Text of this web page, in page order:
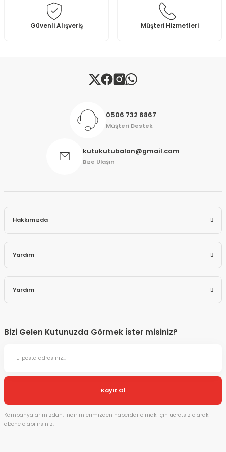
Bu ürüne benzer farklı alternatifler olmalı.
Gönder
Güvenli Alışveriş Müşteri Hizmetleri
0506 732 6867
Müşteri Destek
kutukutubalon@gmail.com
Bize Ulaşın
Hakkımızda
Yardım
Yardım
Bizi Gelen Kutunuzda Görmek İster misiniz?
Kayıt Ol
Kampanyalarımızdan, indirimlerimizden haberdar olmak için ücretsiz olarak
abone olabilirsiniz.